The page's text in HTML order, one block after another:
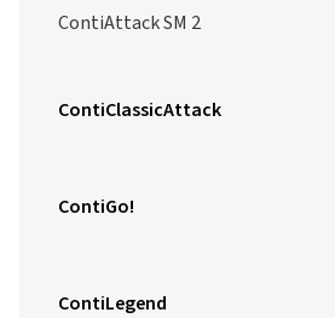
ContiAttack SM 2
ContiClassicAttack
ContiGo!
ContiLegend